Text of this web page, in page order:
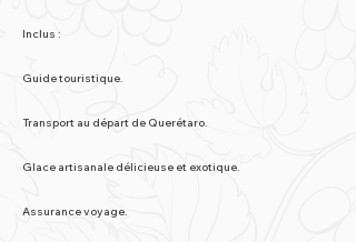
Inclus :
Guide touristique.
Transport au départ de Querétaro.
Glace artisanale délicieuse et exotique.
Assurance voyage.